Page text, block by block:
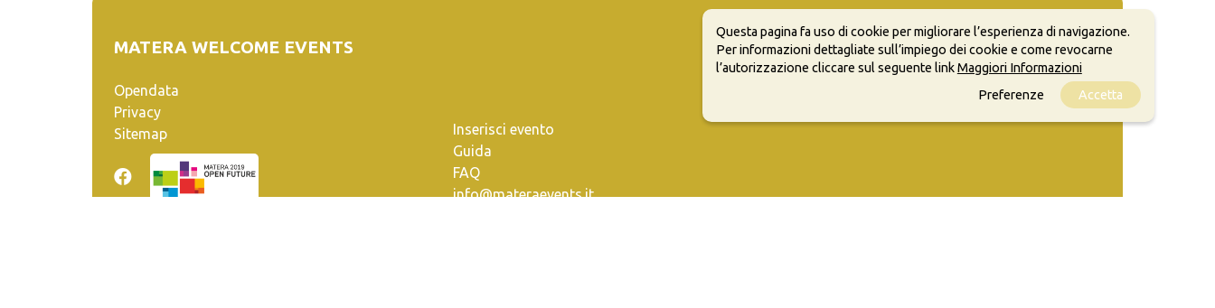
MATERA WELCOME EVENTS
Opendata
Privacy
Sitemap
Inserisci evento
Guida
FAQ
info@materaevents.it
Questa pagina fa uso di cookie per migliorare l’esperienza di navigazione.
Per informazioni dettagliate sull’impiego dei cookie e come revocarne
l’autorizzazione cliccare sul seguente linkMaggiori Informazioni
Preferenze
Accetta